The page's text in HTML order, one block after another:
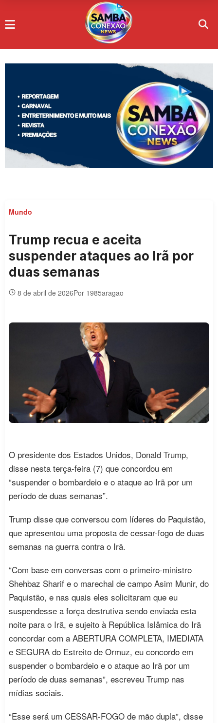
Mundo
Trump recua e aceita
suspender ataques ao Irã por
duas semanas
8 de abril de 2026Por 1985aragao
O presidente dos Estados Unidos, Donald Trump,
disse nesta terça-feira (7) que concordou em
“suspender o bombardeio e o ataque ao Irã por um
período de duas semanas”.
Trump disse que conversou com líderes do Paquistão,
que apresentou uma proposta de cessar-fogo de duas
semanas na guerra contra o Irã.
“Com base em conversas com o primeiro-ministro
Shehbaz Sharif e o marechal de campo Asim Munir, do
Paquistão, e nas quais eles solicitaram que eu
suspendesse a força destrutiva sendo enviada esta
noite para o Irã, e sujeito à República Islâmica do Irã
concordar com a ABERTURA COMPLETA, IMEDIATA
e SEGURA do Estreito de Ormuz, eu concordo em
suspender o bombardeio e o ataque ao Irã por um
período de duas semanas”, escreveu Trump nas
mídias sociais.
“Esse será um CESSAR-FOGO de mão dupla”, disse